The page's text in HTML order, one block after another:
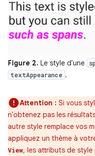
Figure 2. Le style d'une
textAppearance .
Attention : Si vous
n'obtenez pas les
autre style remplace vos
appliquez un thème à
View, les attributs de